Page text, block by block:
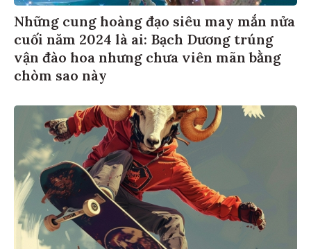
Những cung hoàng đạo siêu may mắn nửa
cuối năm 2024 là ai: Bạch Dương trúng
vận đào hoa nhưng chưa viên mãn bằng
chòm sao này